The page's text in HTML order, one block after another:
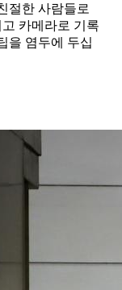
절한 사람들로
카메라로 기록
을 염두에 두십